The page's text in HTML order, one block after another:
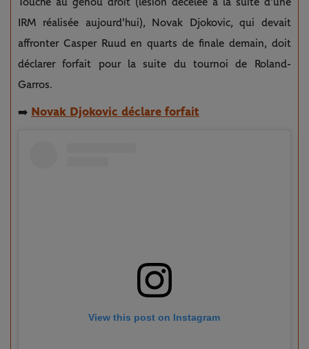
IRM réalisée aujourd'hui), Novak Djokovic, qui devait
affronter Casper Ruud en quarts de finale demain, doit
déclarer forfait pour la suite du tournoi de Roland-
Garros.
➡️ Novak Djokovic déclare forfait
View this post on Instagram